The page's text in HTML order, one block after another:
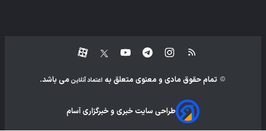
تمام حقوق مادی و معنوی متعلق به اعتماد آنلاین می باشد.
طراحی سایت خبری و خبرگزاری آسام